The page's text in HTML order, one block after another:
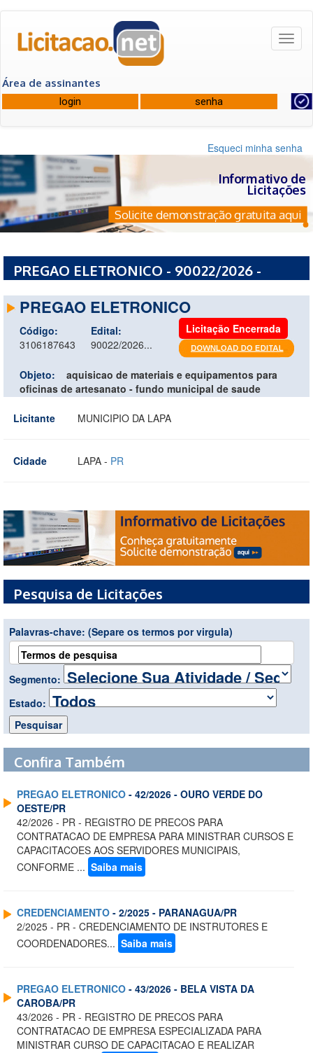
Área de assinantes
Esqueci minha senha
Informativo de
Licitações
Solicite demonstração gratuita aqui
PREGAO ELETRONICO - 90022/2026 -
PREGAO ELETRONICO
Código:
3106187643
Edital:
90022/2026...
Licitação Encerrada
Objeto:
aquisicao de materiais e equipamentos para
oficinas de artesanato - fundo municipal de saude
Licitante MUNICIPIO DA LAPA
Cidade LAPA - PR
Pesquisa de Licitações
Palavras-chave: (Separe os termos por virgula)
Segmento:
Estado:
Confira Também
PREGAO ELETRONICO - 42/2026 - OURO VERDE DO
OESTE/PR
42/2026 - PR - REGISTRO DE PRECOS PARA
CONTRATACAO DE EMPRESA PARA MINISTRAR CURSOS E
CAPACITACOES AOS SERVIDORES MUNICIPAIS,
CONFORME ... Saiba mais
CREDENCIAMENTO - 2/2025 - PARANAGUA/PR
2/2025 - PR - CREDENCIAMENTO DE INSTRUTORES E
COORDENADORES... Saiba mais
PREGAO ELETRONICO - 43/2026 - BELA VISTA DA
CAROBA/PR
43/2026 - PR - REGISTRO DE PRECOS PARA
CONTRATACAO DE EMPRESA ESPECIALIZADA PARA
MINISTRAR CURSO DE CAPACITACAO E REALIZAR